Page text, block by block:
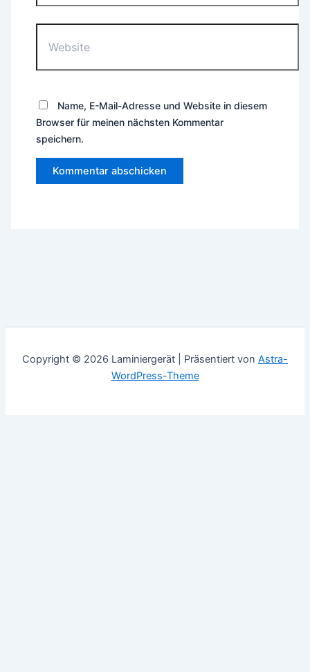
Name, E-Mail-Adresse und Website in diesem
Browser für meinen nächsten Kommentar
speichern.
Copyright © 2026 Laminiergerät | Präsentiert von Astra-
WordPress-Theme